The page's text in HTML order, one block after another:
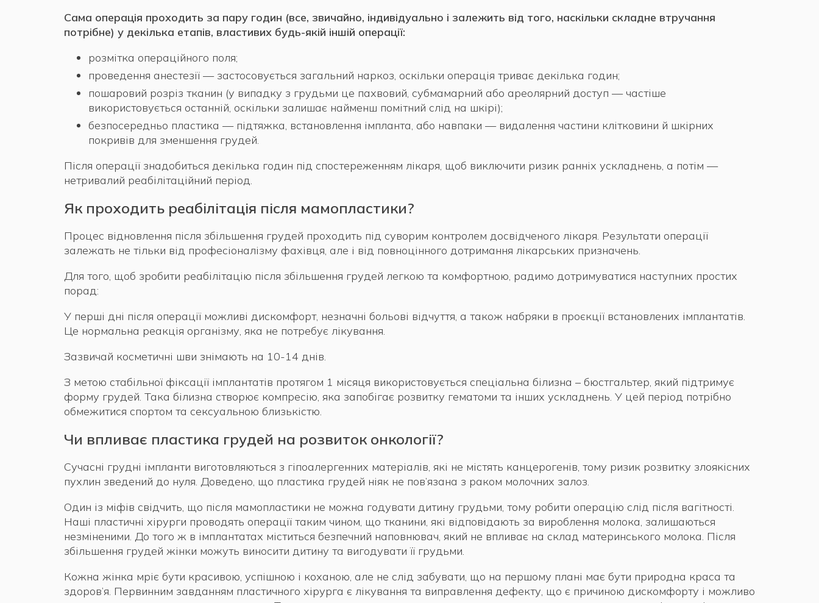
Сама операція проходить за пару годин (все, звичайно, індивідуально і залежить від того, наскільки складне втручання
потрібне) у декілька етапів, властивих будь-якій іншій операції:
розмітка операційного поля;
проведення анестезії — застосовується загальний наркоз, оскільки операція триває декілька годин;
пошаровий розріз тканин (у випадку з грудьми це пахвовий, субмамарний або ареолярний доступ — частіше
використовується останній, оскільки залишає найменш помітний слід на шкірі);
безпосередньо пластика — підтяжка, встановлення імпланта, або навпаки — видалення частини клітковини й шкірних
покривів для зменшення грудей.
Після операції знадобиться декілька годин під спостереженням лікаря, щоб виключити ризик ранніх ускладнень, а потім —
нетривалий реабілітаційний період.
Як проходить реабілітація після мамопластики?
Процес відновлення після збільшення грудей проходить під суворим контролем досвідченого лікаря. Результати операції
залежать не тільки від професіоналізму фахівця, але і від повноцінного дотримання лікарських призначень.
Для того, щоб зробити реабілітацію після збільшення грудей легкою та комфортною, радимо дотримуватися наступних простих
порад:
У перші дні після операції можливі дискомфорт, незначні больові відчуття, а також набряки в проєкції встановлених імплантатів.
Це нормальна реакція організму, яка не потребує лікування.
Зазвичай косметичні шви знімають на 10-14 днів.
З метою стабільної фіксації імплантатів протягом 1 місяця використовується спеціальна білизна – бюстгальтер, який підтримує
форму грудей. Така білизна створює компресію, яка запобігає розвитку гематоми та інших ускладнень. У цей період потрібно
обмежитися спортом та сексуальною близькістю.
Чи впливає пластика грудей на розвиток онкології?
Сучасні грудні імпланти виготовляються з гіпоалергенних матеріалів, які не містять канцерогенів, тому ризик розвитку злоякісних
пухлин зведений до нуля. Доведено, що пластика грудей ніяк не пов’язана з раком молочних залоз.
Один із міфів свідчить, що після мамопластики не можна годувати дитину грудьми, тому робити операцію слід після вагітності.
Наші пластичні хірурги проводять операції таким чином, що тканини, які відповідають за вироблення молока, залишаються
незміненими. До того ж в імплантатах міститься безпечний наповнювач, який не впливає на склад материнського молока. Після
збільшення грудей жінки можуть виносити дитину та вигодувати її грудьми.
Кожна жінка мріє бути красивою, успішною і коханою, але не слід забувати, що на першому плані має бути природна краса та
здоров’я. Первинним завданням пластичного хірурга є лікування та виправлення дефекту, що є причиною дискомфорту і можливо